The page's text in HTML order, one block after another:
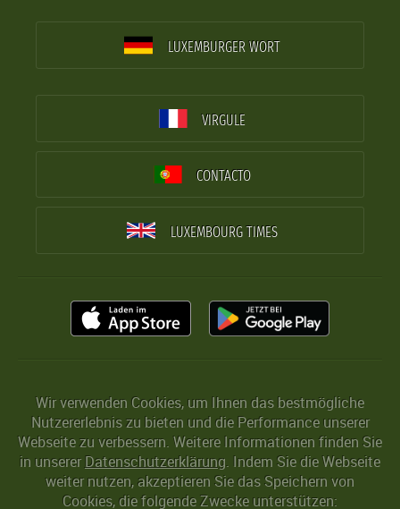
LUXEMBURGER WORT
VIRGULE
CONTACTO
LUXEMBOURG TIMES
Wir verwenden Cookies, um Ihnen das bestmögliche
Nutzererlebnis zu bieten und die Performance unserer
Webseite zu verbessern. Weitere Informationen finden Sie
in unserer Datenschutzerklärung. Indem Sie die Webseite
weiter nutzen, akzeptieren Sie das Speichern von
Cookies, die folgende Zwecke unterstützen: